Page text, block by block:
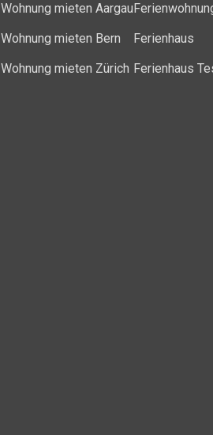
Wohnung mieten Aargau
Wohnung mieten Bern
Wohnung mieten Zürich
Ferienhaus
Ferienhaus